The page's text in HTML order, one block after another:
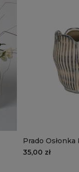
Prado Osłonka
35,00 zł